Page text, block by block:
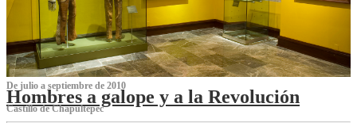
De julio a septiembre de 2010
Hombres a galope y a la Revolución
Castillo de Chapultepec